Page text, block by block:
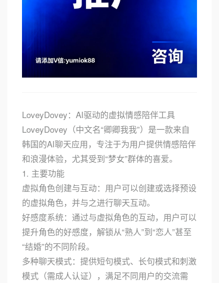
LoveyDovey：AI驱动的虚拟情感陪伴工具
LoveyDovey（中文名“卿卿我我”）是一款来自
韩国的AI聊天应用，专注于为用户提供情感陪伴
和浪漫体验，尤其受到“梦女”群体的喜爱。
1. 主要功能
虚拟角色创建与互动：用户可以创建或选择预设
的虚拟角色，并与之进行聊天互动。
好感度系统：通过与虚拟角色的互动，用户可以
提升角色的好感度，解锁从“熟人”到“恋人”甚至
“结婚”的不同阶段。
多种聊天模式：提供短句模式、长句模式和刺激
模式（需成人认证），满足不同用户的交流需